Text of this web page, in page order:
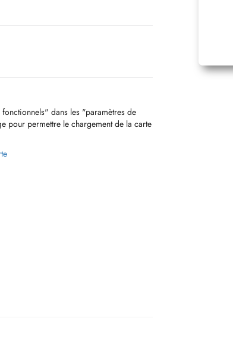
dans les "paramètres de
pour permettre le chargement de la carte